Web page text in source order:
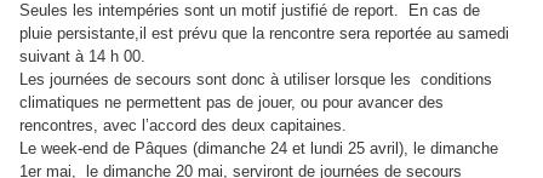
Seules les intempéries sont un motif justifié de report. En cas de
pluie persistante,il est prévu que la rencontre sera reportée au samedi
suivant à 14 h 00.
Les journées de secours sont donc à utiliser lorsque les conditions
climatiques ne permettent pas de jouer, ou pour avancer des
rencontres, avec l’accord des deux capitaines.
Le week-end de Pâques (dimanche 24 et lundi 25 avril), le dimanche
1er mai, le dimanche 20 mai, serviront de journées de secours